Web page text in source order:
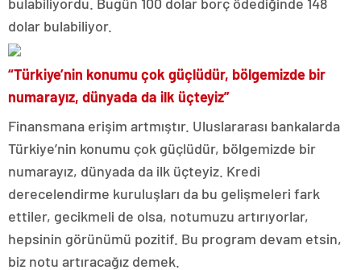
dolar bulabiliyor.
“Türkiye’nin konumu çok güçlüdür, bölgemizde bir
numarayız, dünyada da ilk üçteyiz”
Finansmana erişim artmıştır. Uluslararası bankalarda
Türkiye’nin konumu çok güçlüdür, bölgemizde bir
numarayız, dünyada da ilk üçteyiz. Kredi
derecelendirme kuruluşları da bu gelişmeleri fark
ettiler, gecikmeli de olsa, notumuzu artırıyorlar,
hepsinin görünümü pozitif. Bu program devam etsin,
biz notu artıracağız demek.